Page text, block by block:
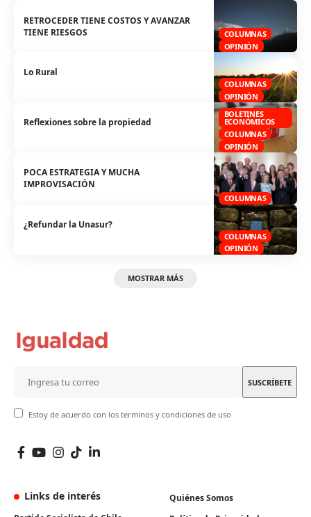
COLUMNAS
OPINIÓN
RETROCEDER TIENE COSTOS Y AVANZAR
TIENE RIESGOS
COLUMNAS
OPINIÓN
Lo Rural
BOLETINES
ECONÓMICOS
COLUMNAS
OPINIÓN
Reflexiones sobre la propiedad
COLUMNAS
POCA ESTRATEGIA Y MUCHA
IMPROVISACIÓN
COLUMNAS
OPINIÓN
¿Refundar la Unasur?
MOSTRAR MÁS
Estoy de acuerdo con los terminos y condiciones de uso
Links de interés
Quiénes Somos